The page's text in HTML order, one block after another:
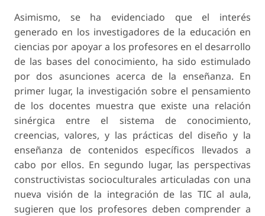
Asimismo, se ha evidenciado que el interés
generado en los investigadores de la educación en
ciencias por apoyar a los profesores en el desarrollo
de las bases del conocimiento, ha sido estimulado
por dos asunciones acerca de la enseñanza. En
primer lugar, la investigación sobre el pensamiento
de los docentes muestra que existe una relación
sinérgica entre el sistema de conocimiento,
creencias, valores, y las prácticas del diseño y la
enseñanza de contenidos específicos llevados a
cabo por ellos. En segundo lugar, las perspectivas
constructivistas socioculturales articuladas con una
nueva visión de la integración de las TIC al aula,
sugieren que los profesores deben comprender a